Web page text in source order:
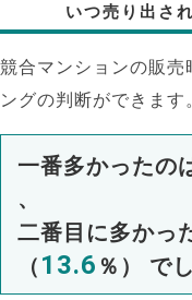
いつ売り出さ
競合マンションの販売
ングの判断ができます
一番多かったの
、
二番目に多かっ
（ 13.6 ％） で